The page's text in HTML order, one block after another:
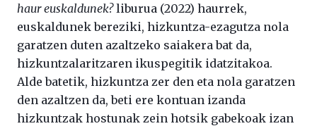
haur euskaldunek?liburua (2022) haurrek,
euskaldunek bereziki, hizkuntza-ezagutza nola
garatzen duten azaltzeko saiakera bat da,
hizkuntzalaritzaren ikuspegitik idatzitakoa.
Alde batetik, hizkuntza zer den eta nola garatzen
den azaltzen da, beti ere kontuan izanda
hizkuntzak hostunak zein hotsik gabekoak izan